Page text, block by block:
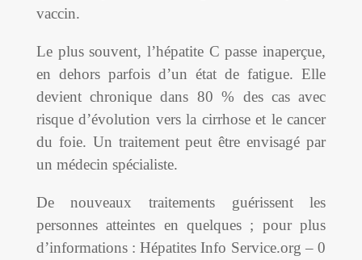
vaccin.
Le plus souvent, l’hépatite C passe inaperçue,
en dehors parfois d’un état de fatigue. Elle
devient chronique dans 80 % des cas avec
risque d’évolution vers la cirrhose et le cancer
du foie. Un traitement peut être envisagé par
un médecin spécialiste.
De nouveaux traitements guérissent les
personnes atteintes en quelques ; pour plus
d’informations : Hépatites Info Service.org – 0